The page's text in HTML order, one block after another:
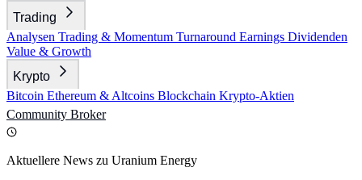
Trading
Analysen Trading & Momentum Turnaround Earnings Dividenden
Value & Growth
Krypto
Bitcoin Ethereum & Altcoins Blockchain Krypto-Aktien
Community Broker
Aktuellere News zu Uranium Energy